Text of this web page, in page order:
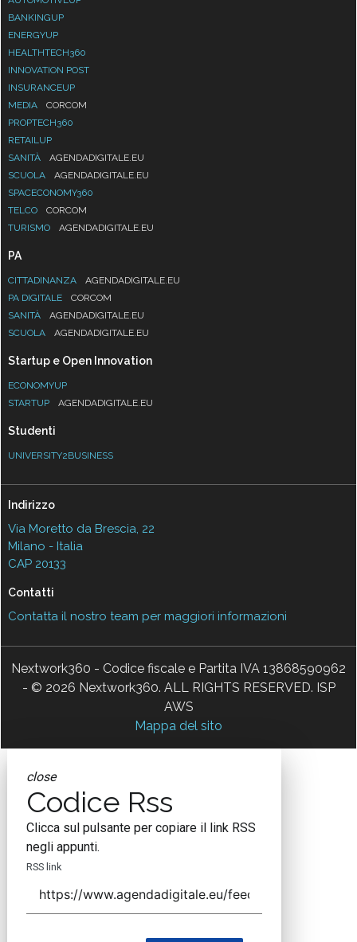
BANKINGUP
ENERGYUP
HEALTHTECH360
INNOVATION POST
INSURANCEUP
MEDIA
CORCOM
PROPTECH360
RETAILUP
SANITÀ
AGENDADIGITALE.EU
SCUOLA
AGENDADIGITALE.EU
SPACECONOMY360
TELCO
CORCOM
TURISMO
AGENDADIGITALE.EU
PA
CITTADINANZA
AGENDADIGITALE.EU
PA DIGITALE
CORCOM
SANITÀ
AGENDADIGITALE.EU
SCUOLA
AGENDADIGITALE.EU
Startup e Open Innovation
ECONOMYUP
STARTUP
AGENDADIGITALE.EU
Studenti
UNIVERSITY2BUSINESS
Indirizzo
Via Moretto da Brescia, 22
Milano - Italia
CAP 20133
Contatti
Contatta il nostro team per maggiori informazioni
Nextwork360 - Codice fiscale e Partita IVA 13868590962
- © 2026 Nextwork360. ALL RIGHTS RESERVED. ISP
AWS
Mappa del sito
close
Codice Rss
Clicca sul pulsante per copiare il link RSS
negli appunti.
RSS link